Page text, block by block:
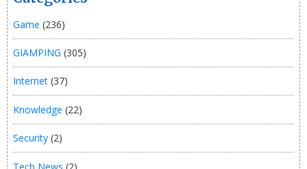
Game (236)
GIAMPING (305)
Internet (37)
Knowledge (22)
Security (2)
Tech News (2)